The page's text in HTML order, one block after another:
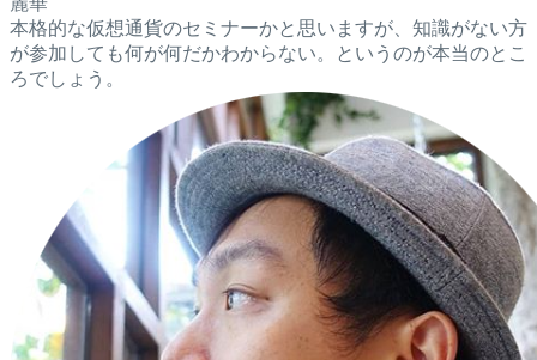
本格的な仮想通貨のセミナーかと思いますが、知識がない方
が参加しても何が何だかわからない。というのが本当のとこ
ろでしょう。